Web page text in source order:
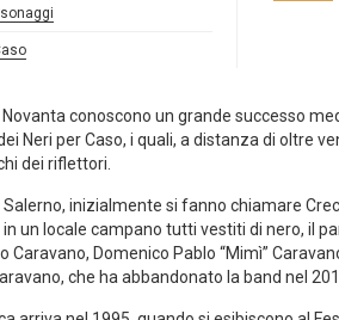
conoscono un grande successo
Neri per Caso, i quali, a distanza di oltre
dei riflettori.
Salerno, inizialmente si fanno chiamare
un locale campano tutti vestiti di nero, il
Caravano, Domenico Pablo “Mimì”
che ha abbandonato la band nel